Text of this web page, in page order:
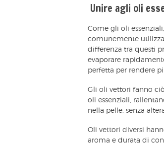
Unire agli oli
Come gli oli
comunemente
differenza tra questi
evaporare
perfetta per rendere
Gli oli vettori fanno
oli essenziali,
nella pelle, senza
Oli vettori diversi
aroma e durata di